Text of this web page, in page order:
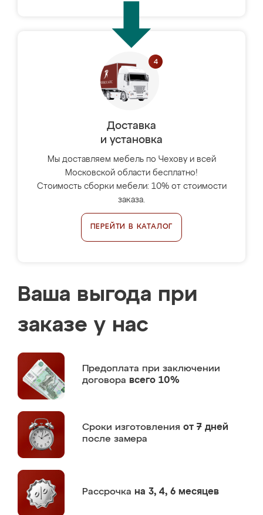
Доставка
и установка
Мы доставляем мебель по Чехову и всей
Московской области бесплатно!
Стоимость сборки мебели: 10% от стоимости
заказа.
ПЕРЕЙТИ В КАТАЛОГ
Ваша выгода при
заказе у нас
Предоплата при заключении
договора всего 10%
Сроки изготовления от 7 дней
после замера
Рассрочка на 3, 4, 6 месяцев